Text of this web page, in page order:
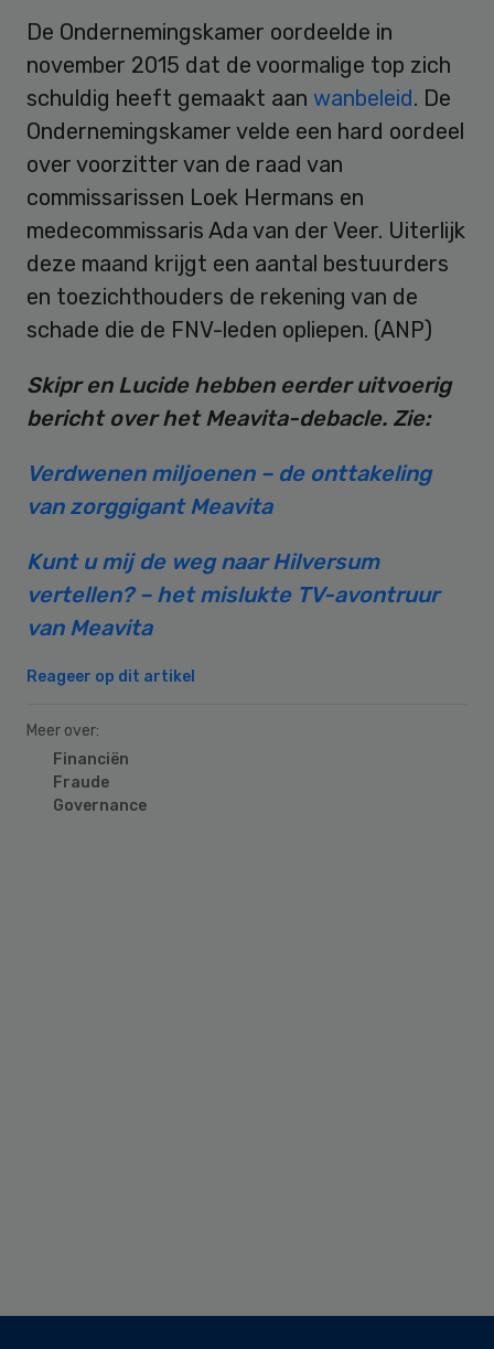
De Ondernemingskamer oordeelde in
november 2015 dat de voormalige top zich
schuldig heeft gemaakt aan wanbeleid. De
Ondernemingskamer velde een hard oordeel
over voorzitter van de raad van
commissarissen Loek Hermans en
medecommissaris Ada van der Veer. Uiterlijk
deze maand krijgt een aantal bestuurders
en toezichthouders de rekening van de
schade die de FNV-leden opliepen. (ANP)
Skipr en Lucide hebben eerder uitvoerig
bericht over het Meavita-debacle. Zie:
Verdwenen miljoenen – de onttakeling
van zorggigant Meavita
Kunt u mij de weg naar Hilversum
vertellen? – het mislukte TV-avontruur
van Meavita
Reageer op dit artikel
Meer over:
Financiën
Fraude
Governance